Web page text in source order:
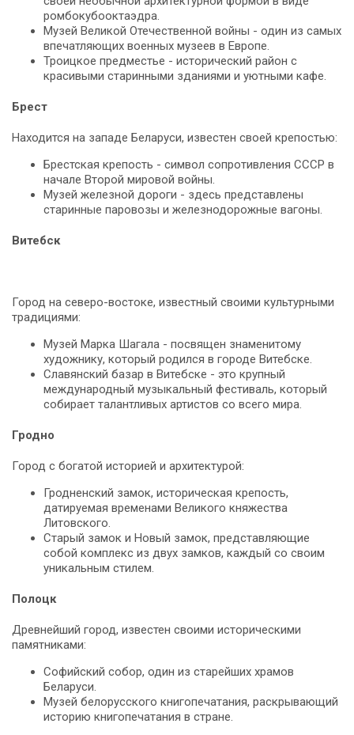
ромбокубооктаэдра.
Музей Великой Отечественной войны - один из самых
впечатляющих военных музеев в Европе.
Троицкое предместье - исторический район с
красивыми старинными зданиями и уютными кафе.
Брест
Находится на западе Беларуси, известен своей крепостью:
Брестская крепость - символ сопротивления СССР в
начале Второй мировой войны.
Музей железной дороги - здесь представлены
старинные паровозы и железнодорожные вагоны.
Витебск
Город на северо-востоке, известный своими культурными
традициями:
Музей Марка Шагала - посвящен знаменитому
художнику, который родился в городе Витебске.
Славянский базар в Витебске - это крупный
международный музыкальный фестиваль, который
собирает талантливых артистов со всего мира.
Гродно
Город с богатой историей и архитектурой:
Гродненский замок, историческая крепость,
датируемая временами Великого княжества
Литовского.
Старый замок и Новый замок, представляющие
собой комплекс из двух замков, каждый со своим
уникальным стилем.
Полоцк
Древнейший город, известен своими историческими
памятниками:
Софийский собор, один из старейших храмов
Беларуси.
Музей белорусского книгопечатания, раскрывающий
историю книгопечатания в стране.